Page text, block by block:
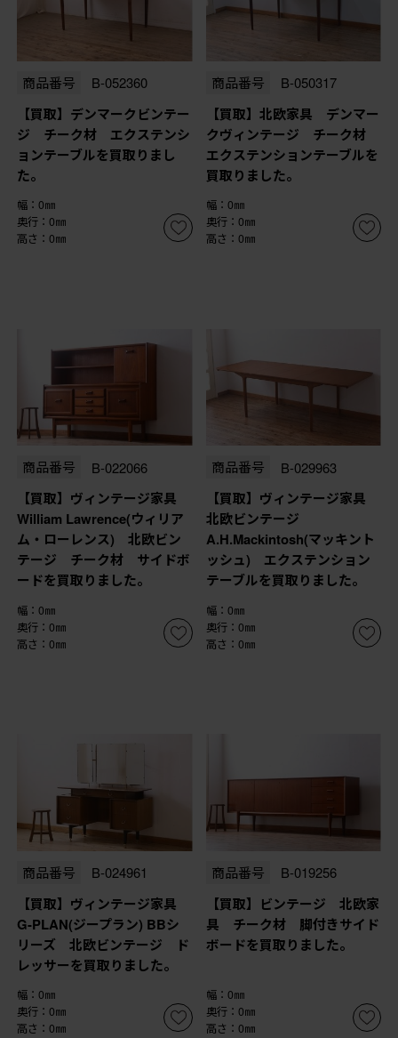
商品番号 B-052360
【買取】デンマークビンテー
ジ チーク材 エクステンシ
ョンテーブルを買取りまし
た。
幅：0㎜
奥行：0㎜
高さ：0㎜
商品番号 B-050317
【買取】北欧家具 デンマー
クヴィンテージ チーク材
エクステンションテーブルを
買取りました。
幅：0㎜
奥行：0㎜
高さ：0㎜
商品番号 B-022066
【買取】ヴィンテージ家具
William Lawrence(ウィリア
ム・ローレンス) 北欧ビン
テージ チーク材 サイドボ
ードを買取りました。
幅：0㎜
奥行：0㎜
高さ：0㎜
商品番号 B-029963
【買取】ヴィンテージ家具
北欧ビンテージ
A.H.Mackintosh(マッキント
ッシュ) エクステンション
テーブルを買取りました。
幅：0㎜
奥行：0㎜
高さ：0㎜
商品番号 B-024961
【買取】ヴィンテージ家具
G-PLAN(ジープラン) BBシ
リーズ 北欧ビンテージ ド
レッサーを買取りました。
幅：0㎜
奥行：0㎜
高さ：0㎜
商品番号 B-019256
【買取】ビンテージ 北欧家
具 チーク材 脚付きサイド
ボードを買取りました。
幅：0㎜
奥行：0㎜
高さ：0㎜